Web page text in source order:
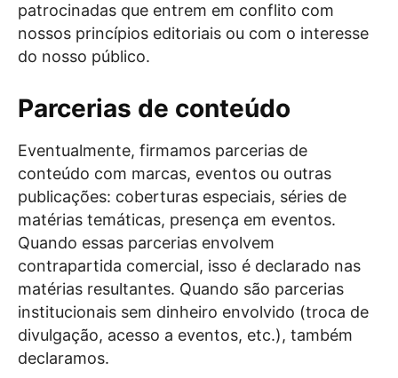
patrocinadas que entrem em conflito com
nossos princípios editoriais ou com o interesse
do nosso público.
Parcerias de conteúdo
Eventualmente, firmamos parcerias de
conteúdo com marcas, eventos ou outras
publicações: coberturas especiais, séries de
matérias temáticas, presença em eventos.
Quando essas parcerias envolvem
contrapartida comercial, isso é declarado nas
matérias resultantes. Quando são parcerias
institucionais sem dinheiro envolvido (troca de
divulgação, acesso a eventos, etc.), também
declaramos.